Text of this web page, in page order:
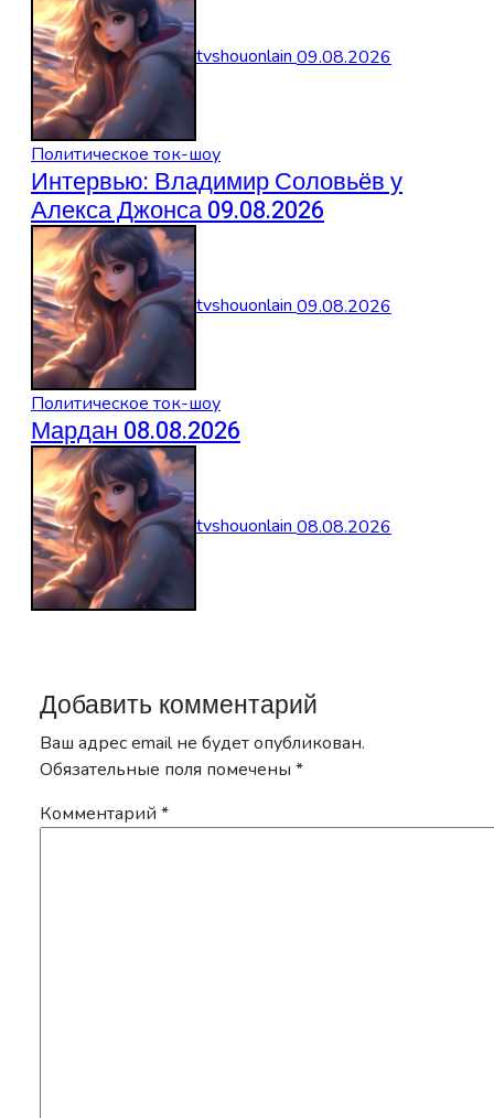
tvshouonlain09.08.2026
Политическое ток-шоу
Интервью: Владимир Соловьёв у
Алекса Джонса 09.08.2026
tvshouonlain09.08.2026
Политическое ток-шоу
Мардан 08.08.2026
tvshouonlain08.08.2026
Добавить комментарий
Ваш адрес email не будет опубликован.
Обязательные поля помечены *
Комментарий *